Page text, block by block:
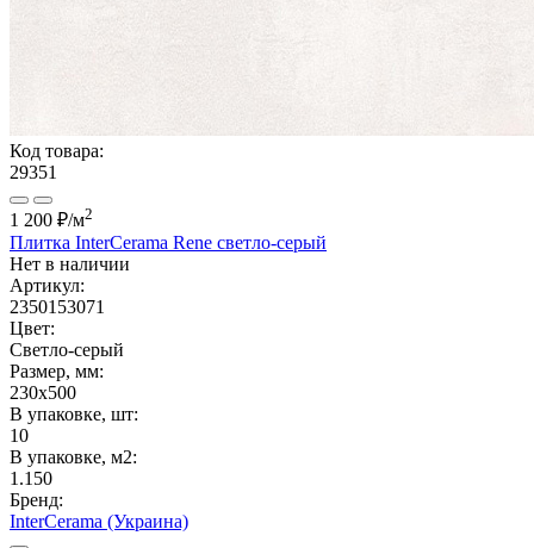
Код товара:
29351
1 200 ₽/м2
Плитка InterCerama Rene светло-серый
Нет в наличии
Артикул:
2350153071
Цвет:
Светло-серый
Размер, мм:
230x500
В упаковке, шт:
10
В упаковке, м2:
1.150
Бренд:
InterCerama (Украина)